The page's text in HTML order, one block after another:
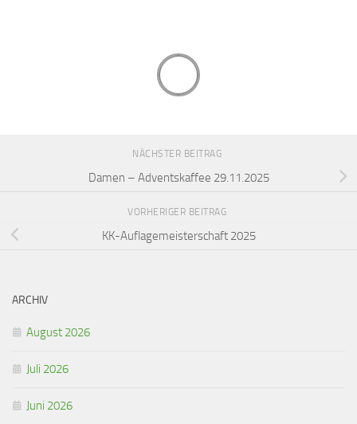
NÄCHSTER BEITRAG
Damen – Adventskaffee 29.11.2025
VORHERIGER BEITRAG
KK-Auflagemeisterschaft 2025
ARCHIV
August 2026
Juli 2026
Juni 2026